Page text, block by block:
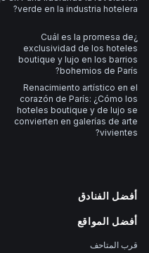
verde en la industria hotelera?
¿Cuál es la promesa de
exclusividad de los hoteles
boutique y lujo en los barrios
bohemios de París?
Renacimiento artístico en el
corazón de París: ¿Cómo los
hoteles boutique y de lujo se
convierten en galerías de arte
vivientes?
أفضل الفنادق
أفضل المواقع
قرب المتاحف